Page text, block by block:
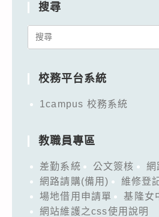
搜尋
Search
校務平台系統
1campus 校務系統
教職員專區
差勤系統 公文簽核
網
網路請購(備用)
維修登
場地借用申請單
基隆女
網站維護之css使用說明